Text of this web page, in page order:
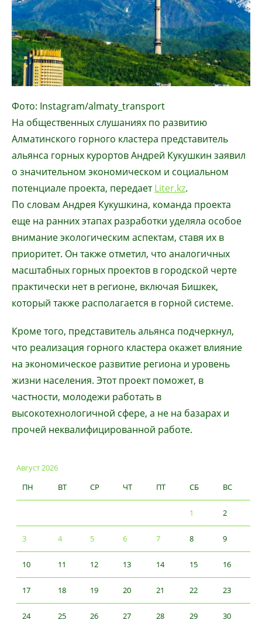
Фото: Instagram/almaty_transport
На общественных слушаниях по развитию
Алматинского горного кластера представитель
альянса горных курортов Андрей Кукушкин заявил
о значительном экономическом и социальном
потенциале проекта, передаетLiter.kz.
По словам Андрея Кукушкина, команда проекта
еще на ранних этапах разработки уделяла особое
внимание экологическим аспектам, ставя их в
приоритет. Он также отметил, что аналогичных
масштабных горных проектов в городской черте
практически нет в регионе, включая Бишкек,
который также располагается в горной системе.
Кроме того, представитель альянса подчеркнул,
что реализация горного кластера окажет влияние
на экономическое развитие региона и уровень
жизни населения. Этот проект поможет, в
частности, молодежи работать в
высокотехнологичной сфере, а не на базарах и
прочей неквалифицированной работе.
Август 2026
ПН
ВТ СР ЧТ ПТ СБ ВС
1 2
3 4 5 6 7 8 9
10 11 12 13 14 15 16
17 18 19 20 21 22 23
24 25 26 27 28 29 30